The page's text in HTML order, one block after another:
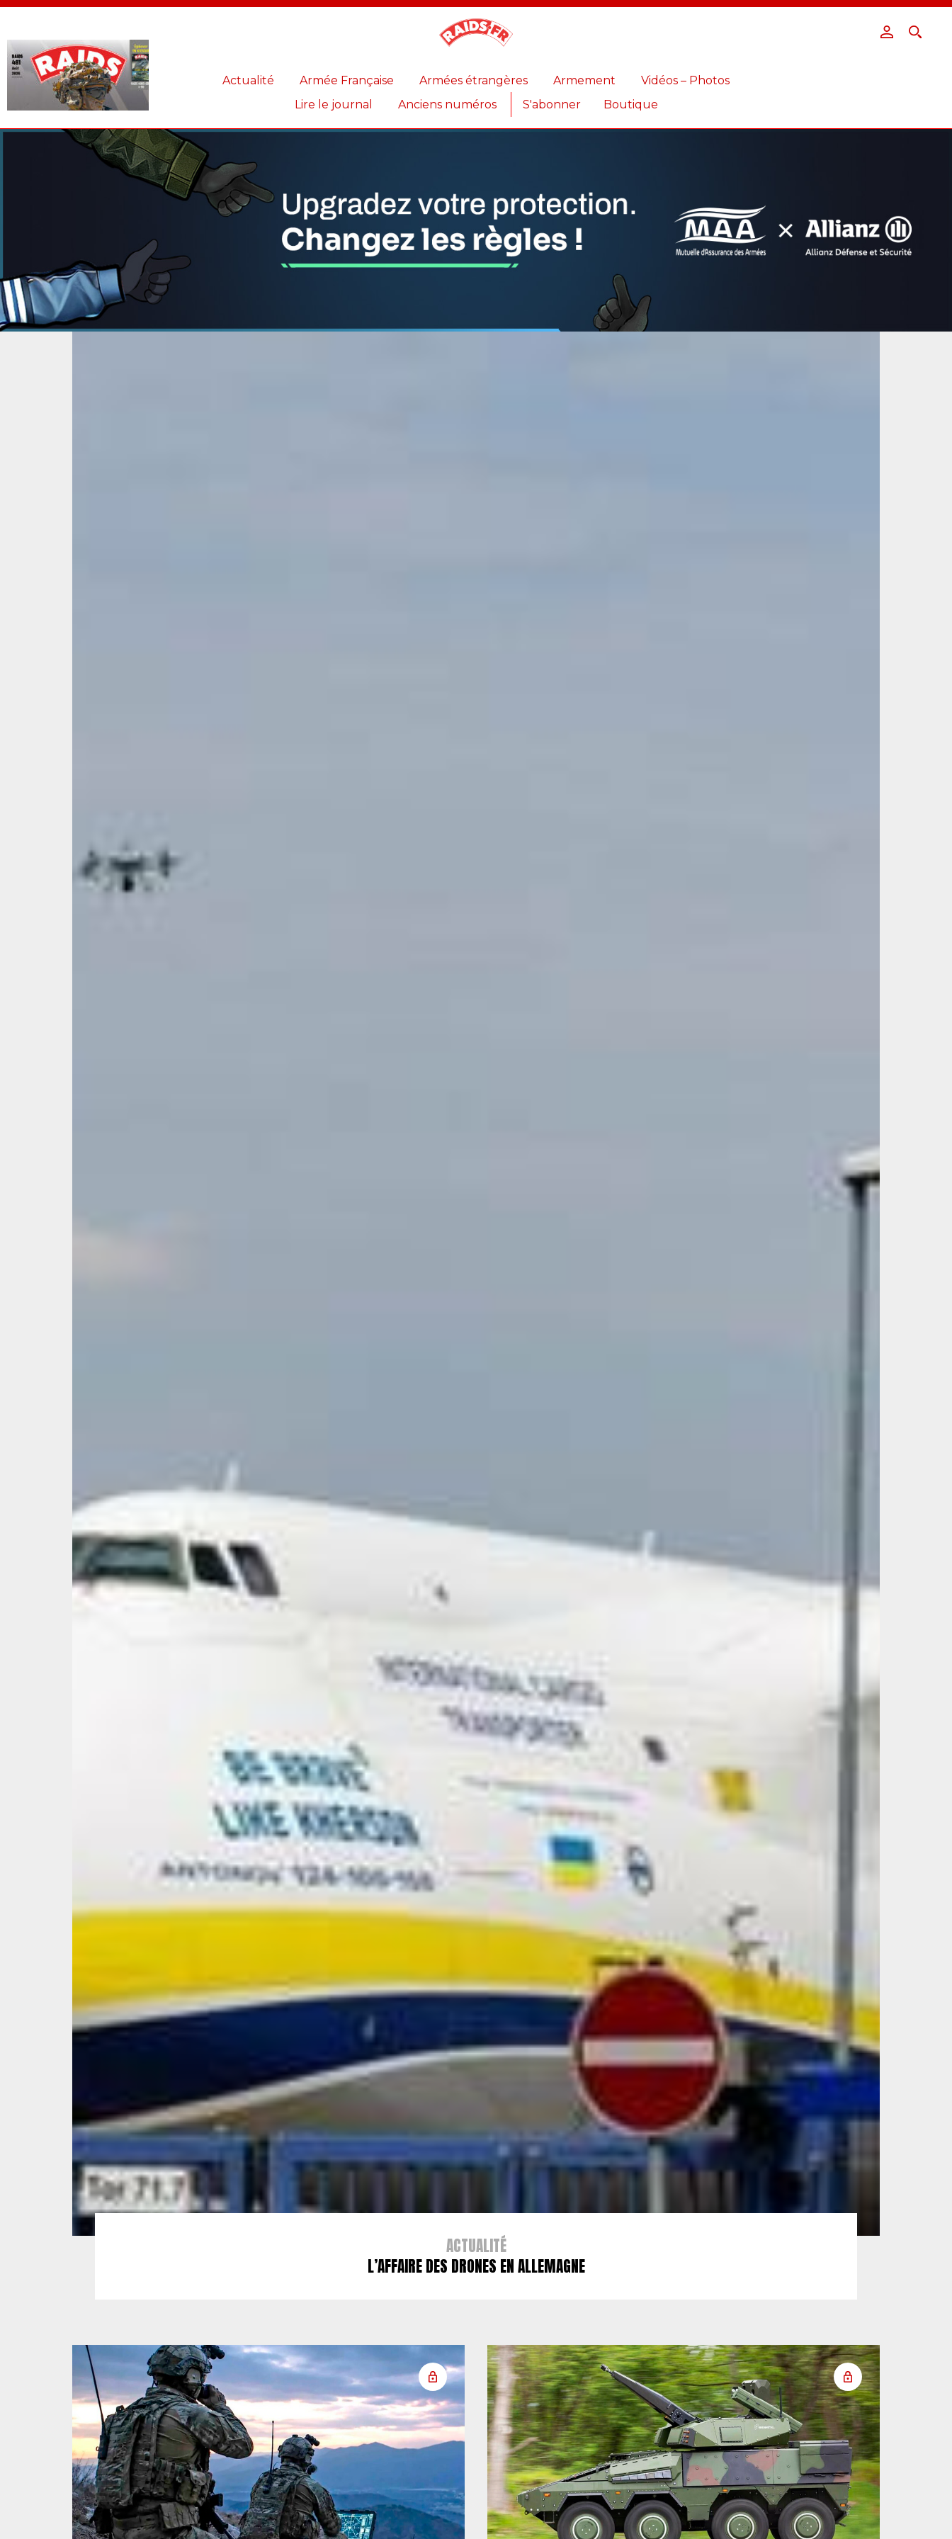
Actualité Armée Française Armées étrangères Armement
Vidéos – Photos
Lire le journal
Anciens numéros S'abonner Boutique
ACTUALITÉ
L’AFFAIRE DES DRONES EN ALLEMAGNE
Panneau de gestion des cookies